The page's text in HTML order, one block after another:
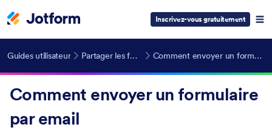
Inscrivez-vous gratuitement
Guides utilisateur Partager les formulaires Comment envoyer un formulaire par email
Comment envoyer un formulaire
par email